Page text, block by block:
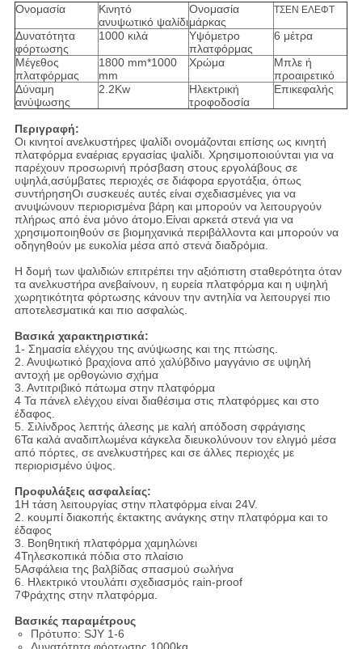
Ονομασία
Κινητό
ανυψωτικό ψαλίδι
Ονομασία
μάρκας
ΤΣΕΝ ΕΛΕΦΤ
Δυνατότητα
φόρτωσης
1000 κιλά
Υψόμετρο
πλατφόρμας
6 μέτρα
Μέγεθος
πλατφόρμας
1800 mm*1000
mm
Χρώμα
Μπλε ή
προαιρετικό
Δύναμη
ανύψωσης
2.2Kw
Ηλεκτρική
τροφοδοσία
Επικεφαλής
Περιγραφή:
Οι κινητοί ανελκυστήρες ψαλίδι ονομάζονται επίσης ως κινητή
πλατφόρμα εναέριας εργασίας ψαλίδι. Χρησιμοποιούνται για να
παρέχουν προσωρινή πρόσβαση στους εργολάβους σε
υψηλά,ασύμβατες περιοχές σε διάφορα εργοτάξια, όπως
συντήρησηΟι συσκευές αυτές είναι σχεδιασμένες για να
ανυψώνουν περιορισμένα βάρη και μπορούν να λειτουργούν
πλήρως από ένα μόνο άτομο.Είναι αρκετά στενά για να
χρησιμοποιηθούν σε βιομηχανικά περιβάλλοντα και μπορούν να
οδηγηθούν με ευκολία μέσα από στενά διαδρόμια.
Η δομή των ψαλιδιών επιτρέπει την αξιόπιστη σταθερότητα όταν
τα ανελκυστήρα ανεβαίνουν, η ευρεία πλατφόρμα και η υψηλή
χωρητικότητα φόρτωσης κάνουν την αντηλία να λειτουργεί πιο
αποτελεσματικά και πιο ασφαλώς.
Βασικά χαρακτηριστικά:
1- Σημασία ελέγχου της ανύψωσης και της πτώσης.
2. Ανυψωτικό βραχίονα από χαλύβδινο μαγγάνιο σε υψηλή
αντοχή με ορθογώνιο σχήμα
3. Αντιτριβικό πάτωμα στην πλατφόρμα
4 Τα πάνελ ελέγχου είναι διαθέσιμα στις πλατφόρμες και στο
έδαφος.
5. Σιλίνδρος λεπτής άλεσης με καλή απόδοση σφράγισης
6Τα καλά αναδιπλωμένα κάγκελα διευκολύνουν τον ελιγμό μέσα
από πόρτες, σε ανελκυστήρες και σε άλλες περιοχές με
περιορισμένο ύψος.
Προφυλάξεις ασφαλείας:
1Η τάση λειτουργίας στην πλατφόρμα είναι 24V.
2. κουμπί διακοπής έκτακτης ανάγκης στην πλατφόρμα και το
έδαφος
3. Βοηθητική πλατφόρμα χαμηλώνει
4Τηλεσκοπικά πόδια στο πλαίσιο
5Ασφάλεια της βαλβίδας σπασμού σωλήνα
6. Ηλεκτρικό ντουλάπι σχεδιασμός rain-proof
7Φράχτης στην πλατφόρμα.
Βασικές παραμέτρους
Πρότυπο: SJY 1-6